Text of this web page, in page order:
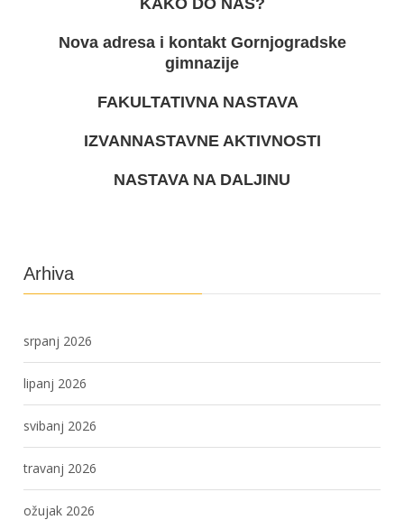
Nova adresa i kontakt Gornjogradske
gimnazije
FAKULTATIVNA NASTAVA
IZVANNASTAVNE AKTIVNOSTI
NASTAVA NA DALJINU
Arhiva
srpanj 2026
lipanj 2026
svibanj 2026
travanj 2026
ožujak 2026